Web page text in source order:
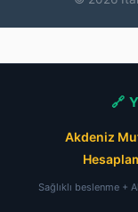
🔗
Akdeniz
Sağlıklı beslenme +